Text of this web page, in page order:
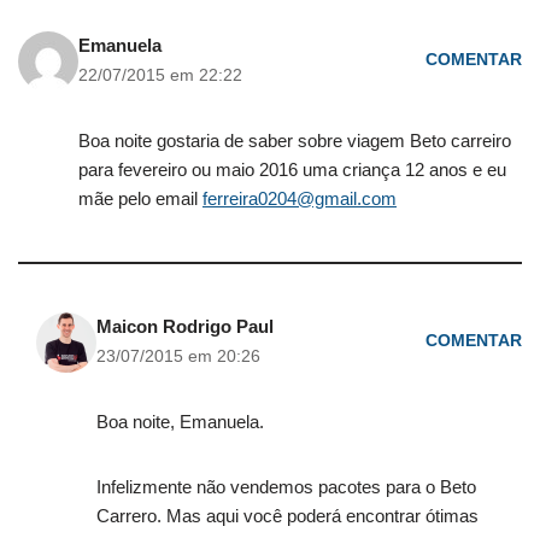
Emanuela
22/07/2015 em 22:22
COMENTAR
Boa noite gostaria de saber sobre viagem Beto carreiro
para fevereiro ou maio 2016 uma criança 12 anos e eu
mãe pelo email ferreira0204@gmail.com
Maicon Rodrigo Paul
23/07/2015 em 20:26
COMENTAR
Boa noite, Emanuela.
Infelizmente não vendemos pacotes para o Beto
Carrero. Mas aqui você poderá encontrar ótimas